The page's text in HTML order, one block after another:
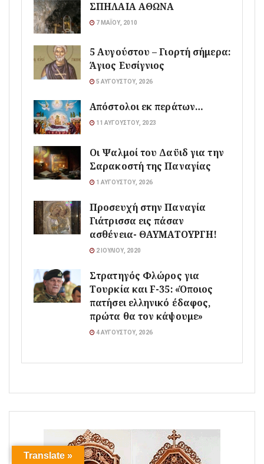
ΣΠΗΛΑΙΑ ΑΘΩΝΑ
7 ΜΑΪ́ΟΥ, 2010
5 Αυγούστου – Γιορτή σήμερα:
Άγιος Ευσίγνιος
5 ΑΥΓΟΎΣΤΟΥ, 2026
Απόστολοι εκ περάτων…
11 ΑΥΓΟΎΣΤΟΥ, 2023
Οι Ψαλμοί του Δαϋιδ για την
Σαρακοστή της Παναγίας
1 ΑΥΓΟΎΣΤΟΥ, 2026
Προσευχή στην Παναγία
Γιάτρισσα εις πάσαν
ασθένεια- ΘΑΥΜΑΤΟΥΡΓΗ!
2 ΙΟΥΛΊΟΥ, 2020
Στρατηγός Φλώρος για
Τουρκία και F-35: «Όποιος
πατήσει ελληνικό έδαφος,
πρώτα θα τον κάψουμε»
4 ΑΥΓΟΎΣΤΟΥ, 2026
Translate »